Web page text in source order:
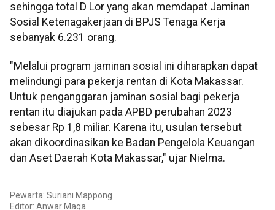
sehingga total D Lor yang akan memdapat Jaminan
Sosial Ketenagakerjaan di BPJS Tenaga Kerja
sebanyak 6.231 orang.
"Melalui program jaminan sosial ini diharapkan dapat
melindungi para pekerja rentan di Kota Makassar.
Untuk penganggaran jaminan sosial bagi pekerja
rentan itu diajukan pada APBD perubahan 2023
sebesar Rp 1,8 miliar. Karena itu, usulan tersebut
akan dikoordinasikan ke Badan Pengelola Keuangan
dan Aset Daerah Kota Makassar," ujar Nielma.
Pewarta: Suriani Mappong
Editor: Anwar Maga